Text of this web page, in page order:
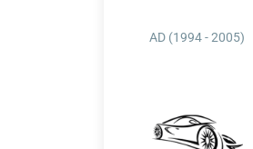
AD (1994 - 2005)